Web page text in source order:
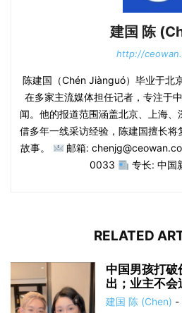
建国 陈
http://
陈建国（Chén Jiànguó）毕业于北
在多家主流媒体担任记者，专注于
闻。他的报道范围涵盖北京、上海
借多年一线采访经验，陈建国擅长
故事。
邮箱:
0033
专长: 中国
RELATED
中国男孩打
出；业主不会
建国 陈 (Chen) -